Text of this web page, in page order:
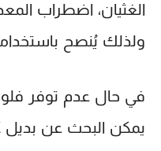
الغثيان، اضطراب
ولذلك يُنصح
في حال عدم توفر